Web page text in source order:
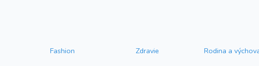
Fashion Zdravie Rodina a